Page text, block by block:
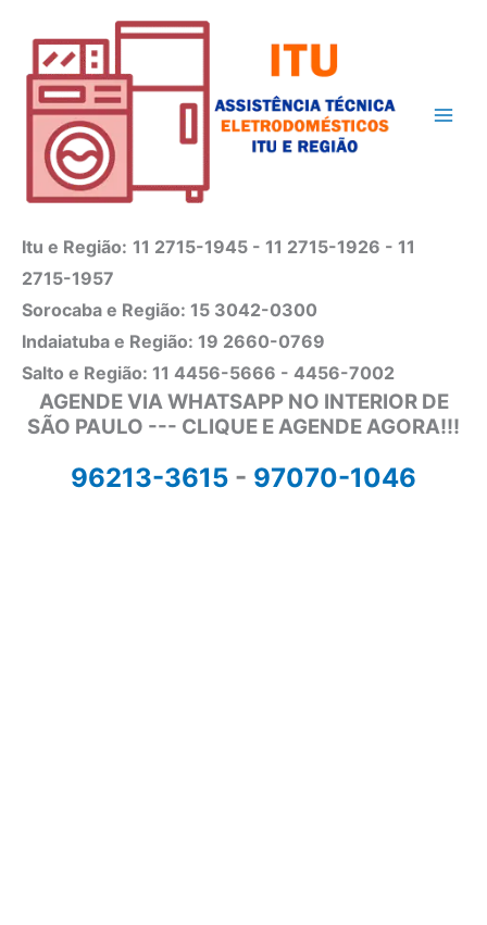
conteúdo
Itu e Região: 11 2715-1945 - 11 2715-1926 - 11
2715-1957
Sorocaba e Região: 15 3042-0300
Indaiatuba e Região: 19 2660-0769
Salto e Região: 11 4456-5666 - 4456-7002
AGENDE VIA WHATSAPP NO INTERIOR DE
SÃO PAULO --- CLIQUE E AGENDE AGORA!!!
96213-3615 - 97070-1046